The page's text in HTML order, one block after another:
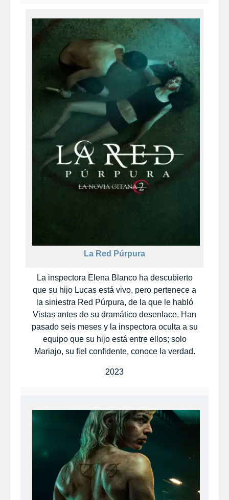
La Red Púrpura
La inspectora Elena Blanco ha descubierto
que su hijo Lucas está vivo, pero pertenece a
la siniestra Red Púrpura, de la que le habló
Vistas antes de su dramático desenlace. Han
pasado seis meses y la inspectora oculta a su
equipo que su hijo está entre ellos; solo
Mariajo, su fiel confidente, conoce la verdad.
2023